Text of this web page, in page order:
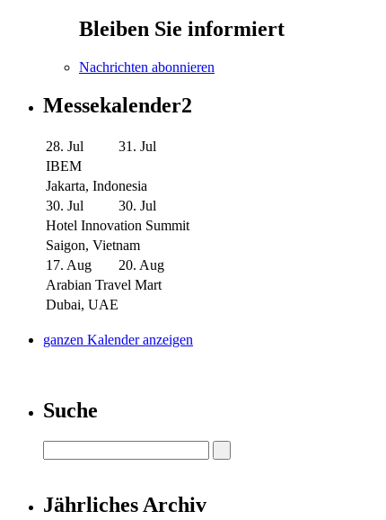
Bleiben Sie informiert
Nachrichten abonnieren
Messekalender2
28. Jul
31. Jul
IBEM
Jakarta, Indonesia
30. Jul
30. Jul
Hotel Innovation Summit
Saigon, Vietnam
17. Aug
20. Aug
Arabian Travel Mart
Dubai, UAE
ganzen Kalender anzeigen
Suche
Jährliches Archiv